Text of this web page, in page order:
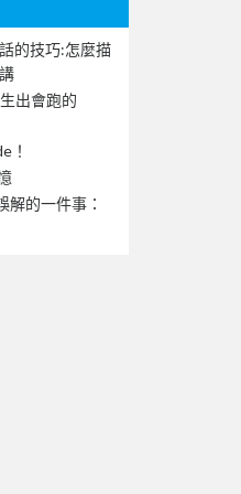
的技巧:怎麼描
出會跑的
！
解的一件事：